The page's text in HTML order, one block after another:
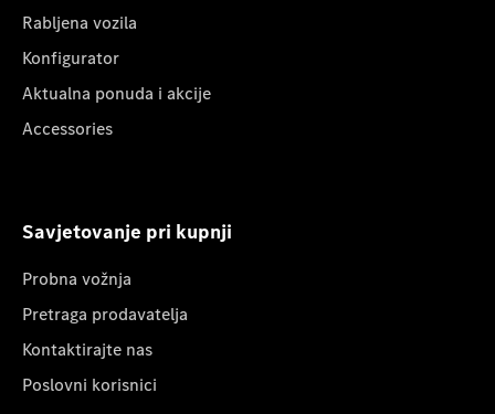
Rabljena vozila
Konfigurator
Aktualna ponuda i akcije
Accessories
Savjetovanje pri kupnji
Probna vožnja
Pretraga prodavatelja
Kontaktirajte nas
Poslovni korisnici